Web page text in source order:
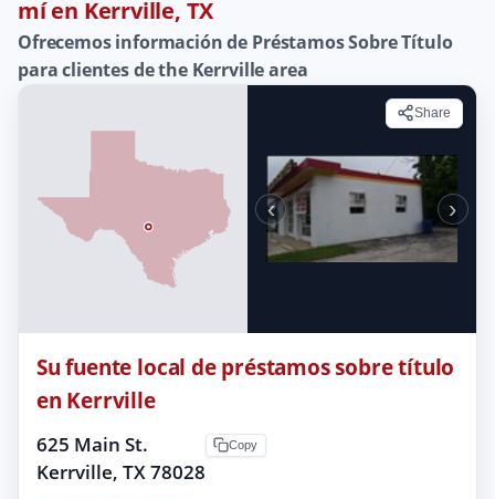
mí en Kerrville, TX
Ofrecemos información de Préstamos Sobre Título
para clientes de the Kerrville area
Share
‹ ›
Su fuente local de préstamos sobre título
en Kerrville
625 Main St.
Kerrville, TX 78028
Copy